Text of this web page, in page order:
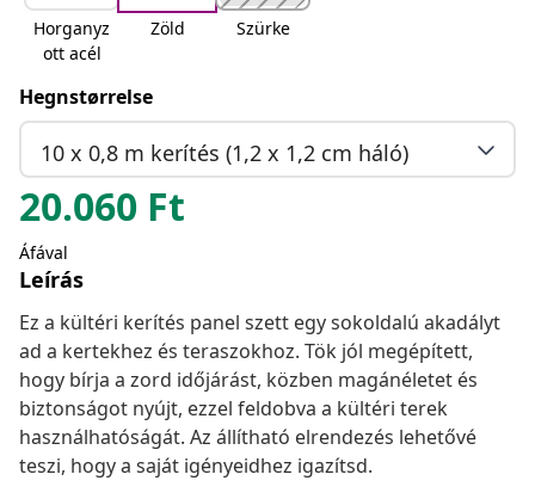
Horganyz
ott acél
Zöld Szürke
Hegnstørrelse
10 x 0,8 m kerítés (1,2 x 1,2 cm háló)
20.060 Ft
Áfával
Leírás
Ez a kültéri kerítés panel szett egy sokoldalú akadályt
ad a kertekhez és teraszokhoz. Tök jól megépített,
hogy bírja a zord időjárást, közben magánéletet és
biztonságot nyújt, ezzel feldobva a kültéri terek
használhatóságát. Az állítható elrendezés lehetővé
teszi, hogy a saját igényeidhez igazítsd.